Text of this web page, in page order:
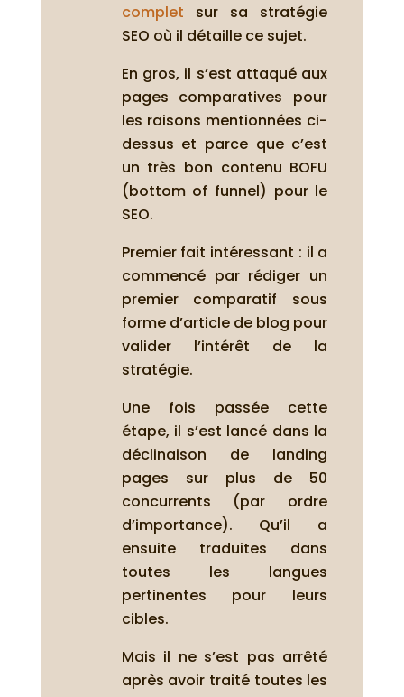
complet sur sa stratégie
SEO où il détaille ce sujet.
En gros, il s’est attaqué aux
pages comparatives pour
les raisons mentionnées ci-
dessus et parce que c’est
un très bon contenu BOFU
(bottom of funnel) pour le
SEO.
Premier fait intéressant : il a
commencé par rédiger un
premier comparatif sous
forme d’article de blog pour
valider l’intérêt de la
stratégie.
Une fois passée cette
étape, il s’est lancé dans la
déclinaison de landing
pages sur plus de 50
concurrents (par ordre
d’importance). Qu’il a
ensuite traduites dans
toutes les langues
pertinentes pour leurs
cibles.
Mais il ne s’est pas arrêté
après avoir traité toutes les